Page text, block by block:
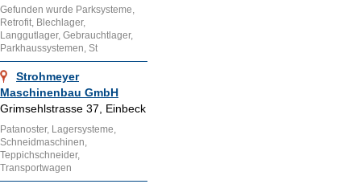
Gefunden wurde Parksysteme,
Retrofit, Blechlager,
Langgutlager, Gebrauchtlager,
Parkhaussystemen, St
Strohmeyer
Maschinenbau GmbH
Grimsehlstrasse 37, Einbeck
Patanoster, Lagersysteme,
Schneidmaschinen,
Teppichschneider,
Transportwagen